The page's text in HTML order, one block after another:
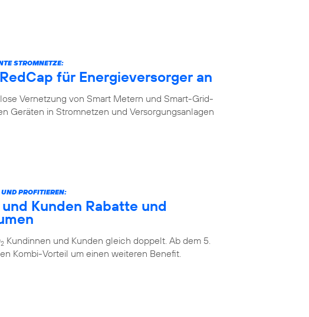
STROMNETZE:
für Energieversorger an
Vernetzung von Smart Metern und Smart-Grid-
Geräten in Stromnetzen und Versorgungsanlagen
PROFITIEREN:
Kunden Rabatte und
2 Kundinnen und Kunden gleich doppelt. Ab dem 5.
Kombi-Vorteil um einen weiteren Benefit.